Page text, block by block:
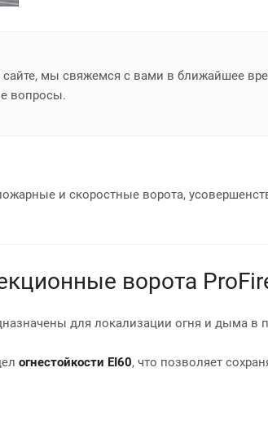
сайте, мы свяжемся с вами в ближайшее
вопросы.
и скоростные ворота,
ворота
для локализации огня и дыма в
огнестойкости EI60, что позволяет